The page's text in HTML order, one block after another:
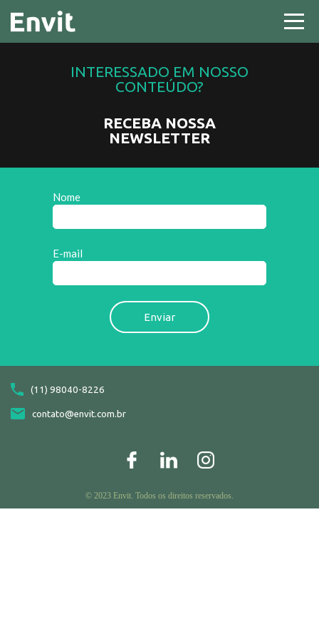
INTERESSADO EM NOSSO
CONTEÚDO?
RECEBA NOSSA
NEWSLETTER
Nome
E-mail
(11) 98040-8226
contato@envit.com.br
© 2023 Envit. Todos os direitos reservados.